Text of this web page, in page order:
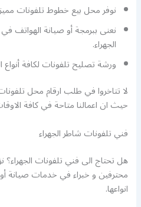
نوفر محل بيع خطوط تلفونات
نعنى ببرمجة أو صيانة
الجهراء.
ورشة تصليح تلفونات لكافة أنواع
لا تتاخروا في طلب ارقام محل
حيث ان اعمالنا متاحة في كافة
فني تلفونات شاطر الجهراء
هل تحتاج الى فني تلفونات
محترفين و خبراء في خدمات صيانة
انواعها.